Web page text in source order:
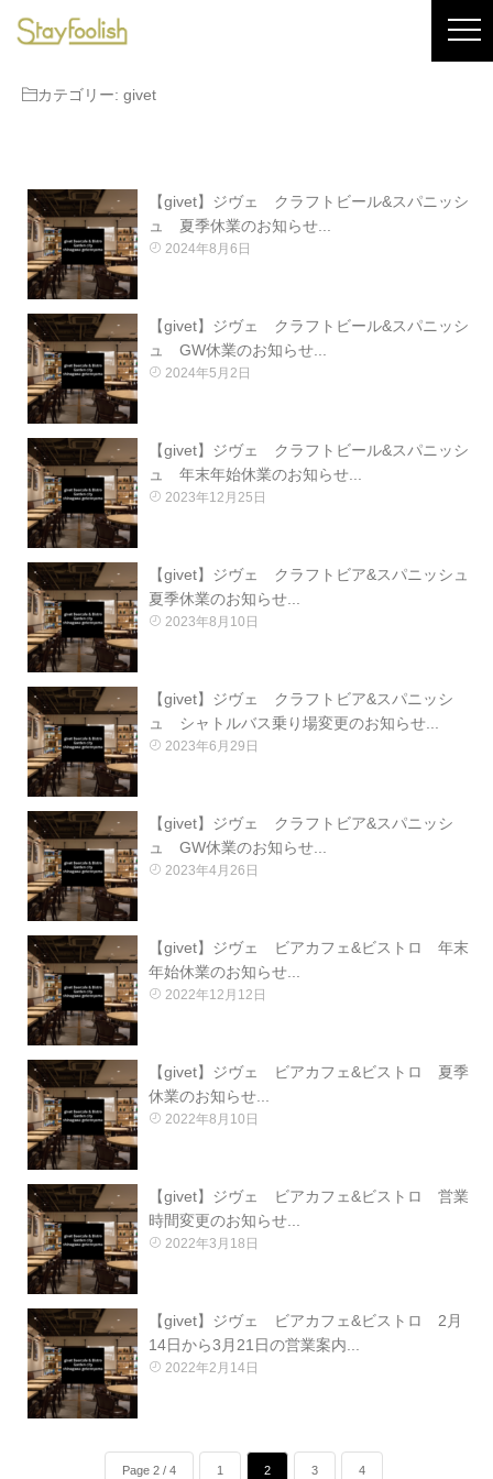
カテゴリー: givet
【givet】ジヴェ クラフトビール&スパニッシ
ュ 夏季休業のお知らせ...
2024年8月6日
【givet】ジヴェ クラフトビール&スパニッシ
ュ GW休業のお知らせ...
2024年5月2日
【givet】ジヴェ クラフトビール&スパニッシ
ュ 年末年始休業のお知らせ...
2023年12月25日
【givet】ジヴェ クラフトビア&スパニッシュ
夏季休業のお知らせ...
2023年8月10日
【givet】ジヴェ クラフトビア&スパニッシ
ュ シャトルバス乗り場変更のお知らせ...
2023年6月29日
【givet】ジヴェ クラフトビア&スパニッシ
ュ GW休業のお知らせ...
2023年4月26日
【givet】ジヴェ ビアカフェ&ビストロ 年末
年始休業のお知らせ...
2022年12月12日
【givet】ジヴェ ビアカフェ&ビストロ 夏季
休業のお知らせ...
2022年8月10日
【givet】ジヴェ ビアカフェ&ビストロ 営業
時間変更のお知らせ...
2022年3月18日
【givet】ジヴェ ビアカフェ&ビストロ 2月
14日から3月21日の営業案内...
2022年2月14日
Page 2 / 4 1 2 3 4